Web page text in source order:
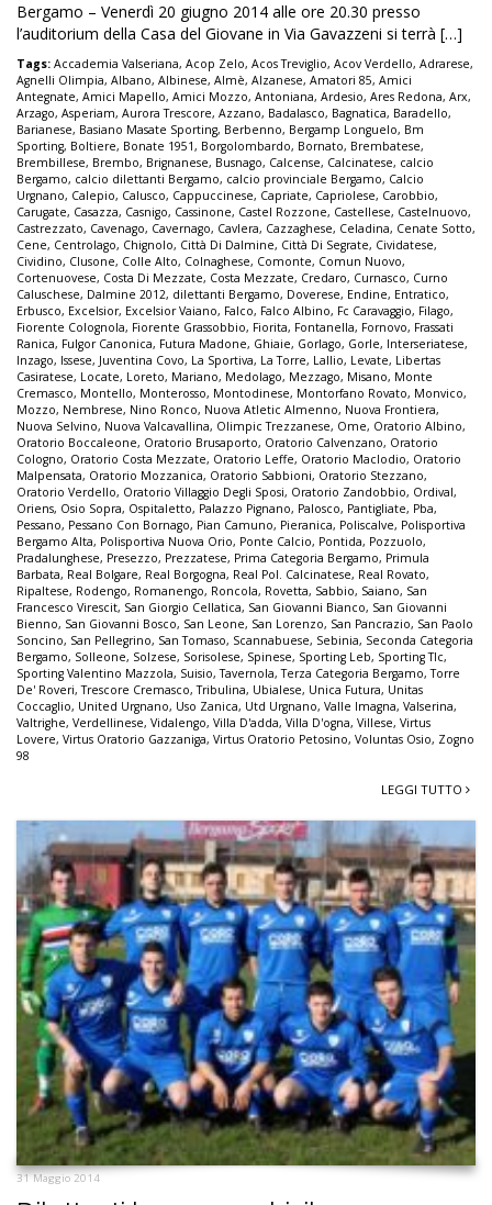
Bergamo – Venerdì 20 giugno 2014 alle ore 20.30 presso
l’auditorium della Casa del Giovane in Via Gavazzeni si terrà […]
Tags: Accademia Valseriana, Acop Zelo, Acos Treviglio, Acov Verdello, Adrarese,
Agnelli Olimpia, Albano, Albinese, Almè, Alzanese, Amatori 85, Amici
Antegnate, Amici Mapello, Amici Mozzo, Antoniana, Ardesio, Ares Redona, Arx,
Arzago, Asperiam, Aurora Trescore, Azzano, Badalasco, Bagnatica, Baradello,
Barianese, Basiano Masate Sporting, Berbenno, Bergamp Longuelo, Bm
Sporting, Boltiere, Bonate 1951, Borgolombardo, Bornato, Brembatese,
Brembillese, Brembo, Brignanese, Busnago, Calcense, Calcinatese, calcio
Bergamo, calcio dilettanti Bergamo, calcio provinciale Bergamo, Calcio
Urgnano, Calepio, Calusco, Cappuccinese, Capriate, Capriolese, Carobbio,
Carugate, Casazza, Casnigo, Cassinone, Castel Rozzone, Castellese, Castelnuovo,
Castrezzato, Cavenago, Cavernago, Cavlera, Cazzaghese, Celadina, Cenate Sotto,
Cene, Centrolago, Chignolo, Città Di Dalmine, Città Di Segrate, Cividatese,
Cividino, Clusone, Colle Alto, Colnaghese, Comonte, Comun Nuovo,
Cortenuovese, Costa Di Mezzate, Costa Mezzate, Credaro, Curnasco, Curno
Caluschese, Dalmine 2012, dilettanti Bergamo, Doverese, Endine, Entratico,
Erbusco, Excelsior, Excelsior Vaiano, Falco, Falco Albino, Fc Caravaggio, Filago,
Fiorente Colognola, Fiorente Grassobbio, Fiorita, Fontanella, Fornovo, Frassati
Ranica, Fulgor Canonica, Futura Madone, Ghiaie, Gorlago, Gorle, Interseriatese,
Inzago, Issese, Juventina Covo, La Sportiva, La Torre, Lallio, Levate, Libertas
Casiratese, Locate, Loreto, Mariano, Medolago, Mezzago, Misano, Monte
Cremasco, Montello, Monterosso, Montodinese, Montorfano Rovato, Monvico,
Mozzo, Nembrese, Nino Ronco, Nuova Atletic Almenno, Nuova Frontiera,
Nuova Selvino, Nuova Valcavallina, Olimpic Trezzanese, Ome, Oratorio Albino,
Oratorio Boccaleone, Oratorio Brusaporto, Oratorio Calvenzano, Oratorio
Cologno, Oratorio Costa Mezzate, Oratorio Leffe, Oratorio Maclodio, Oratorio
Malpensata, Oratorio Mozzanica, Oratorio Sabbioni, Oratorio Stezzano,
Oratorio Verdello, Oratorio Villaggio Degli Sposi, Oratorio Zandobbio, Ordival,
Oriens, Osio Sopra, Ospitaletto, Palazzo Pignano, Palosco, Pantigliate, Pba,
Pessano, Pessano Con Bornago, Pian Camuno, Pieranica, Poliscalve, Polisportiva
Bergamo Alta, Polisportiva Nuova Orio, Ponte Calcio, Pontida, Pozzuolo,
Pradalunghese, Presezzo, Prezzatese, Prima Categoria Bergamo, Primula
Barbata, Real Bolgare, Real Borgogna, Real Pol. Calcinatese, Real Rovato,
Ripaltese, Rodengo, Romanengo, Roncola, Rovetta, Sabbio, Saiano, San
Francesco Virescit, San Giorgio Cellatica, San Giovanni Bianco, San Giovanni
Bienno, San Giovanni Bosco, San Leone, San Lorenzo, San Pancrazio, San Paolo
Soncino, San Pellegrino, San Tomaso, Scannabuese, Sebinia, Seconda Categoria
Bergamo, Solleone, Solzese, Sorisolese, Spinese, Sporting Leb, Sporting Tlc,
Sporting Valentino Mazzola, Suisio,Tavernola,Terza Categoria Bergamo,Torre
De' Roveri,Trescore Cremasco,Tribulina, Ubialese, Unica Futura, Unitas
Coccaglio, United Urgnano, Uso Zanica, Utd Urgnano, Valle Imagna, Valserina,
Valtrighe, Verdellinese, Vidalengo, Villa D'adda, Villa D'ogna, Villese, Virtus
Lovere, Virtus Oratorio Gazzaniga, Virtus Oratorio Petosino, Voluntas Osio, Zogno
98
LEGGI TUTTO
31 Maggio 2014